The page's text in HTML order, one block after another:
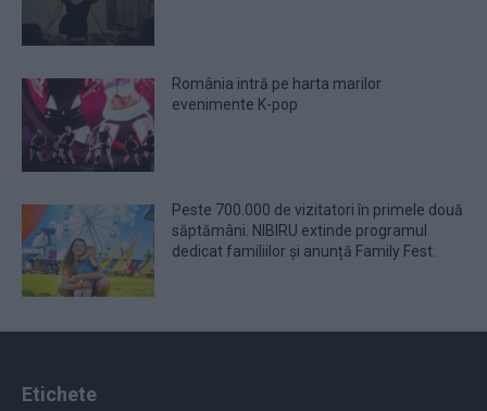
România intră pe harta marilor
evenimente K-pop
Peste 700.000 de vizitatori în primele două
săptămâni. NIBIRU extinde programul
dedicat familiilor și anunță Family Fest.
Etichete